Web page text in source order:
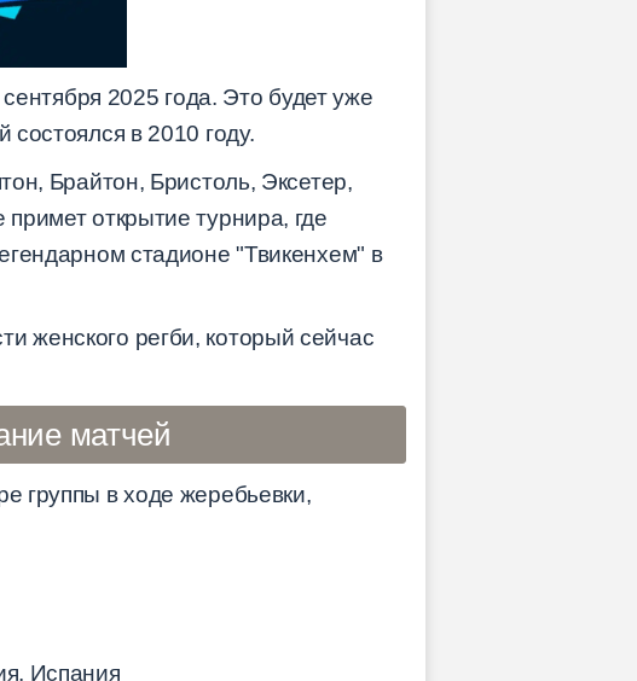
2025 года. Это будет уже
в 2010 году.
Брайтон, Бристоль, Эксетер,
открытие турнира, где
стадионе "Твикенхем" в
женского регби, который сейчас
матчей
группы в ходе жеребьевки,
Испания